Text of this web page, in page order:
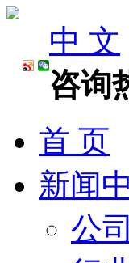
中 文
咨询
首 页
新闻
公